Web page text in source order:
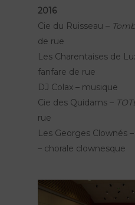
2016
Cie du Ruisseau –
de rue
Les Charentaises de
fanfare de rue
DJ Colax – musique
Cie des Quidams –
rue
Les Georges Clownés –
– chorale clownesque